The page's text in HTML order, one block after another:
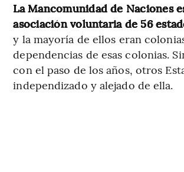
La Mancomunidad de Naciones
asociación voluntaria de 56
y la mayoría de ellos eran
dependencias de esas colonias.
con el paso de los años, otros
independizado y alejado de ella.